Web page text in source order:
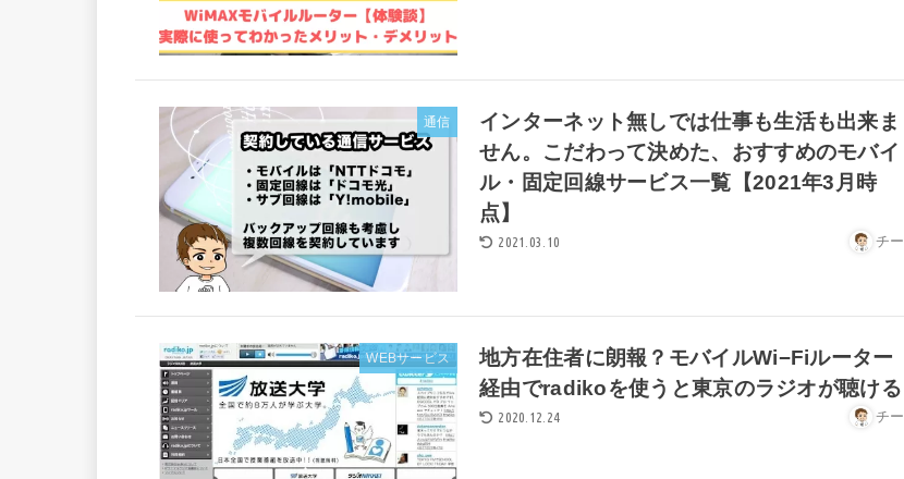
通信
インターネット無しでは仕事も生活も出来ま
せん。こだわって決めた、おすすめのモバイ
ル・固定回線サービス一覧【2021年3月時
点】
2021.03.10 チー
WEBサービス
地方在住者に朗報？モバイルWi−Fiルーター
経由でradikoを使うと東京のラジオが聴ける
2020.12.24 チー